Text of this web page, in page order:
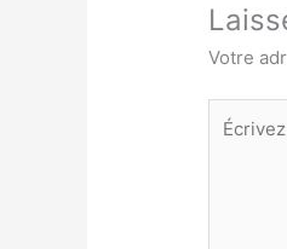
Votre
Écrivez
ici…